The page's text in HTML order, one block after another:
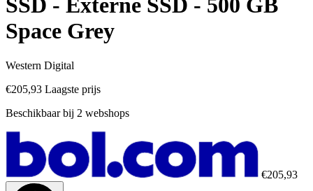
SSD - Externe SSD - 500 GB
Space Grey
Western Digital
€205,93 Laagste prijs
Beschikbaar bij 2 webshops
€205,93